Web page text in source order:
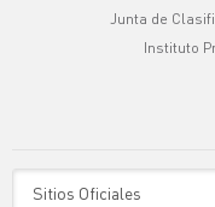
Junta de
Instituto